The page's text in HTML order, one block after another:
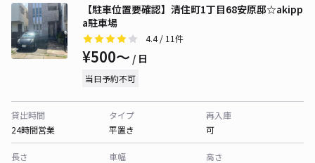
【駐車位置要確認】清住町1丁目68安原邸☆akipp
a駐車場
4.4/ 11件
¥500〜 / 日
当日予約不可
貸出時間
24時間営業
タイプ
平置き
再入庫
可
長さ
車幅
高さ